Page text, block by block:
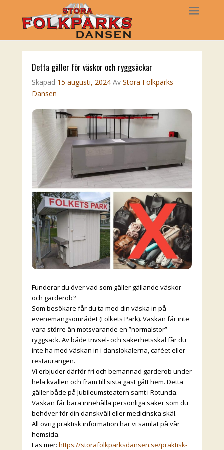
Detta gäller för väskor och ryggsäckar
Skapad 15 augusti, 2024 Av Stora Folkparks
Dansen
Funderar du över vad som gäller gällande väskor
och garderob?
Som besökare får du ta med din väska in på
evenemangsområdet (Folkets Park). Väskan får inte
vara större än motsvarande en ”normalstor”
ryggsäck. Av både trivsel- och säkerhetsskäl får du
inte ha med väskan in i danslokalerna, caféet eller
restaurangen.
Vi erbjuder därför fri och bemannad garderob under
hela kvällen och fram till sista gäst gått hem. Detta
gäller både på Jubileumsteatern samt i Rotunda.
Väskan får bara innehålla personliga saker som du
behöver för din danskväll eller medicinska skäl.
All övrig praktisk information har vi samlat på vår
hemsida.
Läs mer: https://storafolkparksdansen.se/praktisk-